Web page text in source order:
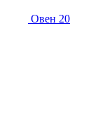
Овен 20